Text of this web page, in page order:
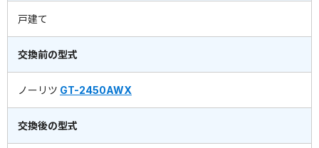
戸建て
交換前の型式
ノーリツ GT-2450AWX
交換後の型式